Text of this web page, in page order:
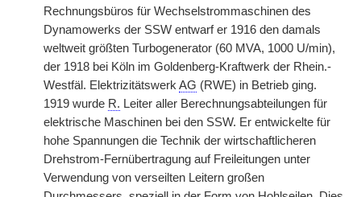
Rechnungsbüros für Wechselstrommaschinen des
Dynamowerks der SSW entwarf er 1916 den damals
weltweit größten Turbogenerator (60 MVA, 1000 U/min),
der 1918 bei Köln im Goldenberg-Kraftwerk der Rhein.-
Westfäl. Elektrizitätswerk AG (RWE) in Betrieb ging.
1919 wurde R. Leiter aller Berechnungsabteilungen für
elektrische Maschinen bei den SSW. Er entwickelte für
hohe Spannungen die Technik der wirtschaftlicheren
Drehstrom-Fernübertragung auf Freileitungen unter
Verwendung von verseilten Leitern großen